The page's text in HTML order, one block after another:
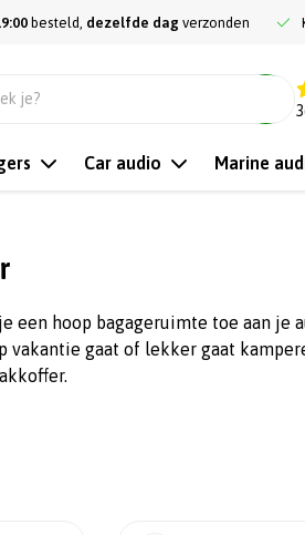
besteld, dezelfde dag verzonden
Car audio Marine
een hoop bagageruimte toe aan je
vakantie gaat of lekker gaat